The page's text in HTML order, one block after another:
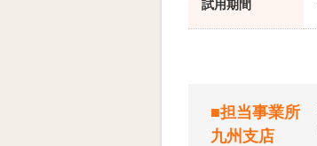
試用期間
■担当事業所
九州支店